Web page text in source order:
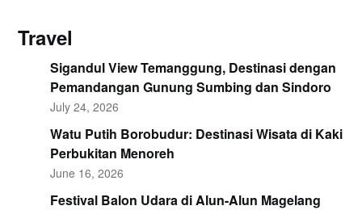
Travel
Sigandul View Temanggung, Destinasi dengan
Pemandangan Gunung Sumbing dan Sindoro
July 24, 2026
Watu Putih Borobudur: Destinasi Wisata di Kaki
Perbukitan Menoreh
June 16, 2026
Festival Balon Udara di Alun-Alun Magelang